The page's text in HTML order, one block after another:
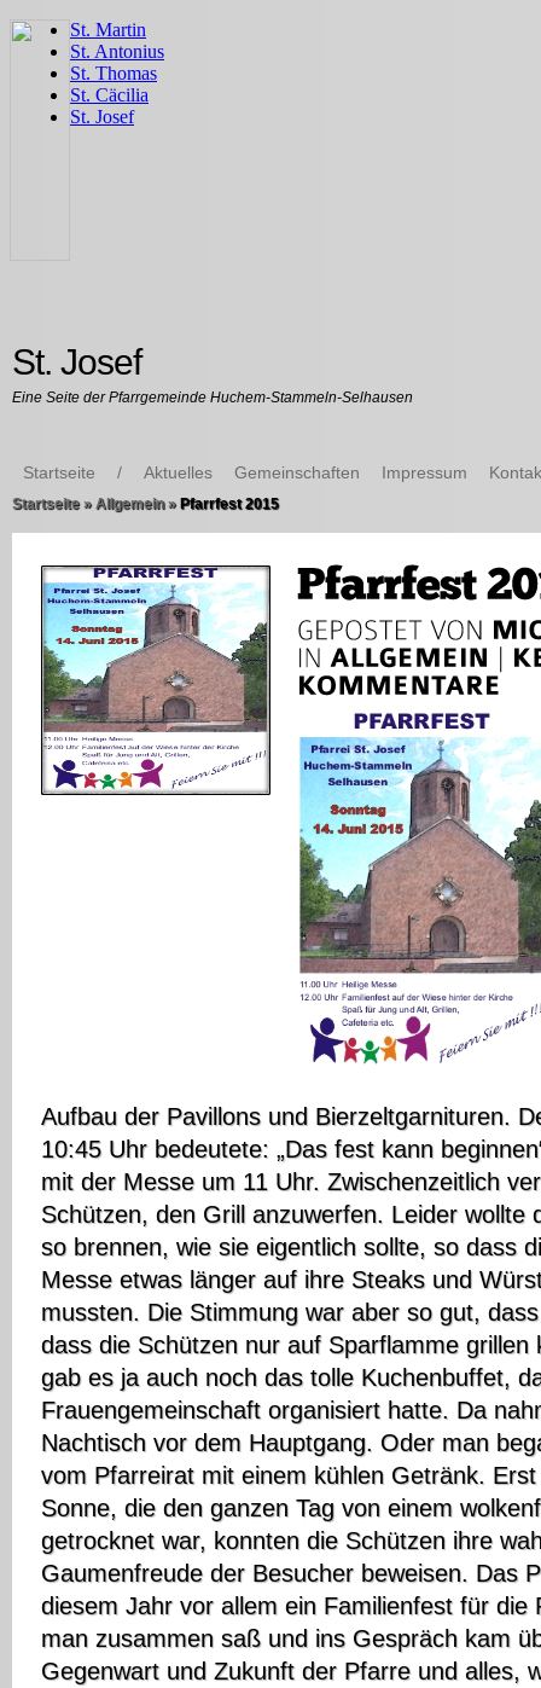
St. Josef
Eine Seite der Pfarrgemeinde Huchem-Stammeln-Selhausen
Startseite / Aktuelles Gemeinschaften Impressum
Startseite » Allgemein »Pfarrfest 2015
Aufbau der Pavillons und Bierzeltgarnituren.
10:45 Uhr bedeutete: „Das fest kann
mit der Messe um 11 Uhr. Zwischenzeitlich
Schützen, den Grill anzuwerfen. Leider wollte
so brennen, wie sie eigentlich sollte, so dass
Messe etwas länger auf ihre Steaks und
mussten. Die Stimmung war aber so gut,
dass die Schützen nur auf Sparflamme grillen
gab es ja auch noch das tolle Kuchenbuffet,
Frauengemeinschaft organisiert hatte. Da
Nachtisch vor dem Hauptgang. Oder man
vom Pfarreirat mit einem kühlen Getränk.
Sonne, die den ganzen Tag von einem
getrocknet war, konnten die Schützen ihre
Gaumenfreude der Besucher beweisen. Das
diesem Jahr vor allem ein Familienfest für die
man zusammen saß und ins Gespräch kam
Gegenwart und Zukunft der Pfarre und alles,